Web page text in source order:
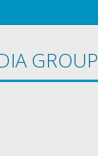
GROUP